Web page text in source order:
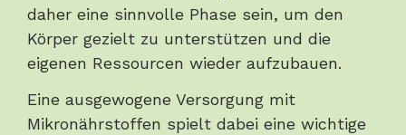
daher eine sinnvolle Phase sein, um den
Körper gezielt zu unterstützen und die
eigenen Ressourcen wieder aufzubauen.
Eine ausgewogene Versorgung mit
Mikronährstoffen spielt dabei eine wichtige